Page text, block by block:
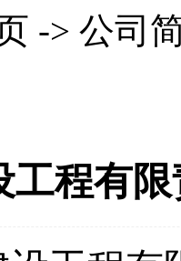
-> 公司
工程有